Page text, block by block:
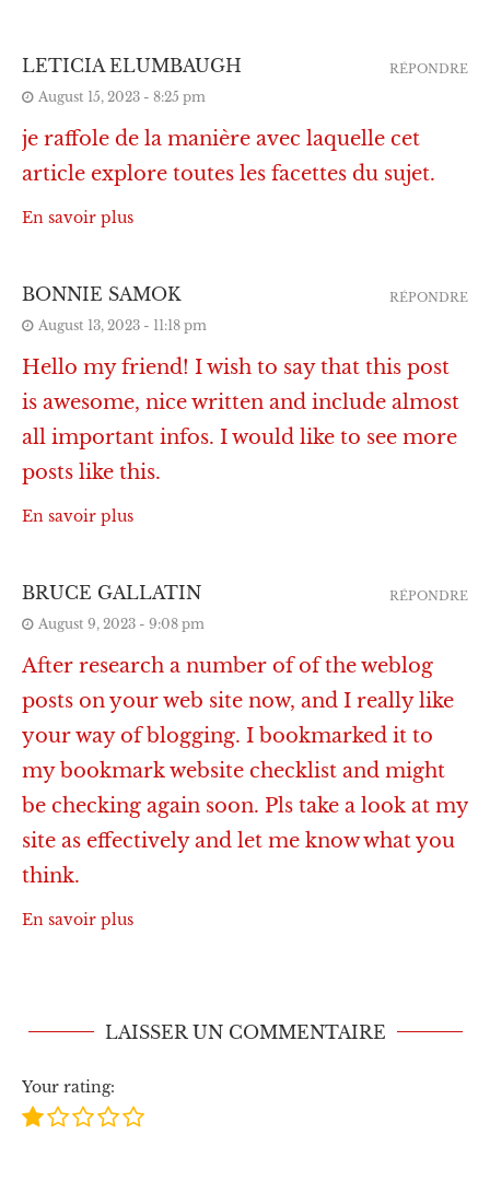
LETICIA ELUMBAUGH
August 15, 2023 - 8:25 pm
je raffole de la manière avec laquelle cet
article explore toutes les facettes du sujet.
En savoir plus
RÉPONDRE
BONNIE SAMOK
August 13, 2023 - 11:18 pm
Hello my friend! I wish to say that this post
is awesome, nice written and include almost
all important infos. I would like to see more
posts like this.
En savoir plus
RÉPONDRE
BRUCE GALLATIN
August 9, 2023 - 9:08 pm
After research a number of of the weblog
posts on your web site now, and I really like
your way of blogging. I bookmarked it to
my bookmark website checklist and might
be checking again soon. Pls take a look at my
site as effectively and let me know what you
think.
En savoir plus
RÉPONDRE
LAISSER UN COMMENTAIRE
Your rating: